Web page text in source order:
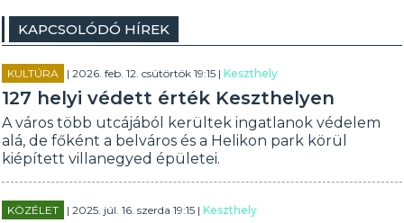
KAPCSOLÓDÓ HÍREK
KULTÚRA | 2026. feb. 12. csütörtök 19:15 |Keszthely
127 helyi védett érték Keszthelyen
A város több utcájából kerültek ingatlanok védelem
alá, de főként a belváros és a Helikon park körül
kiépített villanegyed épületei.
KÖZÉLET | 2025. júl. 16. szerda 19:15 |Keszthely